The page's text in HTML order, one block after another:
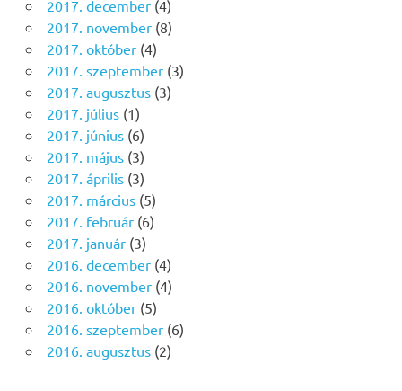
2017. december(4)
2017. november(8)
2017. október(4)
2017. szeptember(3)
2017. augusztus(3)
2017. július(1)
2017. június(6)
2017. május(3)
2017. április(3)
2017. március(5)
2017. február(6)
2017. január(3)
2016. december(4)
2016. november(4)
2016. október(5)
2016. szeptember(6)
2016. augusztus(2)